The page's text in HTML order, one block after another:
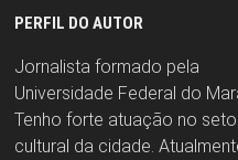
PERFIL DO AUTOR
Jornalista formado pela
Universidade Federal do
Tenho forte atuação no
cultural da cidade.